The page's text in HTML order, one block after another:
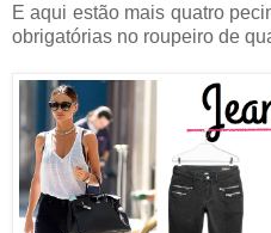
E aqui estão mais quatro
obrigatórias no roupeiro de